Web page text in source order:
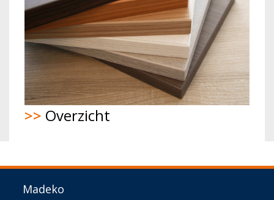
>> Overzicht
Madeko